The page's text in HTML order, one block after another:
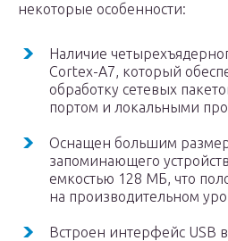
некоторые особенности:
Наличие
Cortex-A7, который
обработку сетевых
портом и локальными
Оснащен большим
запоминающего
емкостью 128 МБ, что
на производительном
Встроен интерфейс USB